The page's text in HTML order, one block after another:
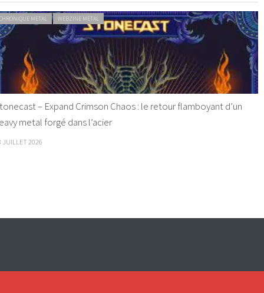
METAL WEBZINE METAL
– Expand Crimson Chaos : le retour flamboyant d’un
metal forgé dans l’acier
JUILLET 2026